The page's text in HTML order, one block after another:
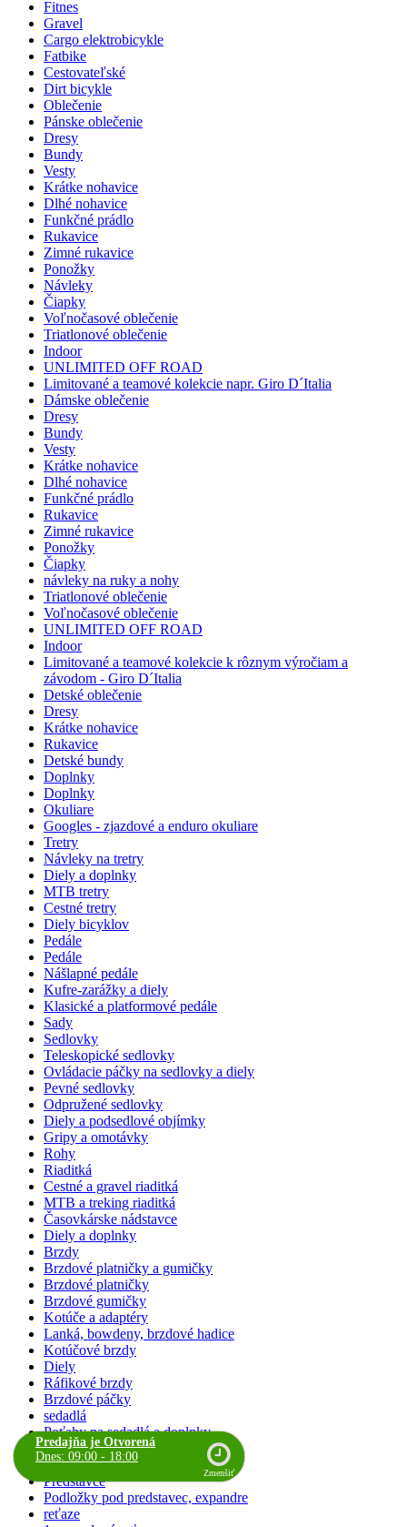
Fitnes
Gravel
Cargo elektrobicykle
Fatbike
Cestovateľské
Dirt bicykle
Oblečenie
Pánske oblečenie
Dresy
Bundy
Vesty
Krátke nohavice
Dlhé nohavice
Funkčné prádlo
Rukavice
Zimné rukavice
Ponožky
Návleky
Čiapky
Voľnočasové oblečenie
Triatlonové oblečenie
Indoor
UNLIMITED OFF ROAD
Limitované a teamové kolekcie napr. Giro D´Italia
Dámske oblečenie
Dresy
Bundy
Vesty
Krátke nohavice
Dlhé nohavice
Funkčné prádlo
Rukavice
Zimné rukavice
Ponožky
Čiapky
návleky na ruky a nohy
Triatlonové oblečenie
Voľnočasové oblečenie
UNLIMITED OFF ROAD
Indoor
Limitované a teamové kolekcie k rôznym výročiam a
závodom - Giro D´Italia
Detské oblečenie
Dresy
Krátke nohavice
Rukavice
Detské bundy
Doplnky
Doplnky
Okuliare
Googles - zjazdové a enduro okuliare
Tretry
Návleky na tretry
Diely a doplnky
MTB tretry
Cestné tretry
Diely bicyklov
Pedále
Pedále
Nášlapné pedále
Kufre-zarážky a diely
Klasické a platformové pedále
Sady
Sedlovky
Teleskopické sedlovky
Ovládacie páčky na sedlovky a diely
Pevné sedlovky
Odpružené sedlovky
Diely a podsedlové objímky
Gripy a omotávky
Rohy
Riaditká
Cestné a gravel riaditká
MTB a treking riaditká
Časovkárske nádstavce
Diely a doplnky
Brzdy
Brzdové platničky a gumičky
Brzdové platničky
Brzdové gumičky
Kotúče a adaptéry
Lanká, bowdeny, brzdové hadice
Kotúčové brzdy
Diely
Ráfikové brzdy
Brzdové páčky
sedadlá
Poťahy na sedadlá a doplnky
Hlavové zloženia
Stredové zloženia
Predstavce
Podložky pod predstavec, expandre
reťaze
Predajňa je Otvorená
Dnes: 09:00 - 18:00
Zmenšiť